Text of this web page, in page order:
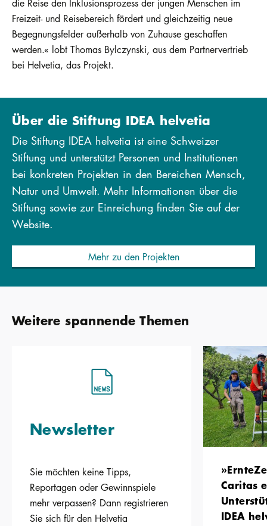
die Reise den Inklusionsprozess der jungen Menschen im
Freizeit- und Reisebereich fördert und gleichzeitig neue
Begegnungsfelder außerhalb von Zuhause geschaffen
werden.« lobt Thomas Bylczynski, aus dem Partnervertrieb
bei Helvetia, das Projekt.
Über die Stiftung IDEA helvetia
Die Stiftung IDEA helvetia ist eine Schweizer
Stiftung und unterstützt Personen und Institutionen
bei konkreten Projekten in den Bereichen Mensch,
Natur und Umwelt. Mehr Informationen über die
Stiftung sowie zur Einreichung finden Sie auf der
Website.
Mehr zu den Projekten
Weitere spannende Themen
Newsletter
Sie möchten keine Tipps,
Reportagen oder Gewinnspiele
mehr verpassen? Dann registrieren
Sie sich für den Helvetia
Caritas
IDEA